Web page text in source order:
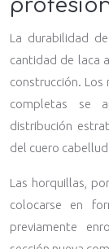
La durabilidad
cantidad de laca
construcción. Los
completas se
distribución
del cuero
Las horquillas,
colocarse en
previamente